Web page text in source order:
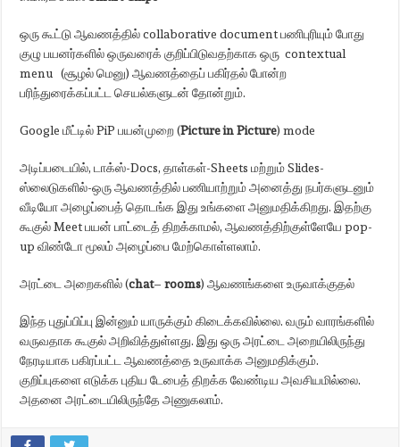
ஒரு கூட்டு ஆவணத்தில் collaborative document பணிபுரியும் போது
குழு பயனர்களில் ஒருவரைக் குறிப்பிடுவதற்காக ஒரு contextual
menu ​ (சூழல் மெனு) ஆவணத்தைப் பகிர்தல் போன்ற
பரிந்துரைக்கப்பட்ட செயல்களுடன் தோன்றும்.
Google மீட்டில் PiP பயன்முறை (Picture in Picture) mode
அடிப்படையில், டாக்ஸ்-Docs, தாள்கள்-Sheets மற்றும் Slides-
ஸ்லைடுகளில்-ஒரு ஆவணத்தில் பணியாற்றும் அனைத்து நபர்களுடனும்
வீடியோ அழைப்பைத் தொடங்க இது உங்களை அனுமதிக்கிறது. இதற்கு
கூகுல் Meet பயன் பாட்டைத் திறக்காமல், ஆவணத்திற்குள்ளேயே pop-
up விண்டோ மூலம் அழைப்பை மேற்கொள்ளலாம்.
அரட்டை அறைகளில் (chat–rooms) ஆவணங்களை உருவாக்குதல்
இந்த புதுப்பிப்பு இன்னும் யாருக்கும் கிடைக்கவில்லை. வரும் வாரங்களில்
வருவதாக கூகுல் அறிவித்துள்ளது. இது ஒரு அரட்டை அறையிலிருந்து
நேரடியாக பகிரப்பட்ட ஆவணத்தை உருவாக்க அனுமதிக்கும்.
குறிப்புகளை எடுக்க புதிய டேபைத் திறக்க வேண்டிய அவசியமில்லை.
அதனை அரட்டையிலிருந்தே அணுகலாம்.